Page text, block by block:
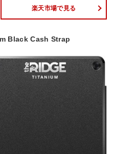
楽天市場で見る
Black Cash Strap